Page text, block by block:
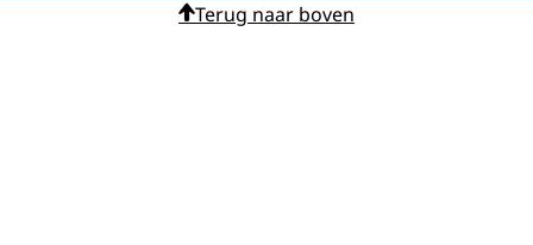
Terug naar boven